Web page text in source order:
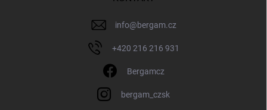
info@bergam.cz
+420 216 216 931
Bergamcz
bergam_czsk